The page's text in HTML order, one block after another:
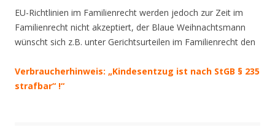
EU-Richtlinien im Familienrecht werden jedoch zur Zeit im
Familienrecht nicht akzeptiert, der Blaue Weihnachtsmann
wünscht sich z.B. unter Gerichtsurteilen im Familienrecht den
Verbraucherhinweis: „Kindesentzug ist nach StGB § 235
strafbar“ !“